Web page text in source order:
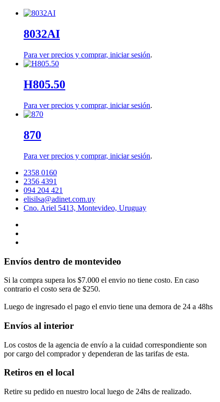
8032AI
Para ver precios y comprar, iniciar sesión.
H805.50
Para ver precios y comprar, iniciar sesión.
870
Para ver precios y comprar, iniciar sesión.
2358 0160
2356 4391
094 204 421
elisilsa@adinet.com.uy
Cno. Ariel 5413, Montevideo, Uruguay
Envíos dentro de montevideo
Si la compra supera los $7.000 el envio no tiene costo. En caso
contrario el costo sera de $250.
Luego de ingresado el pago el envio tiene una demora de 24 a 48hs
Envíos al interior
Los costos de la agencia de envío a la cuidad correspondiente son
por cargo del comprador y dependeran de las tarifas de esta.
Retiros en el local
Retire su pedido en nuestro local luego de 24hs de realizado.